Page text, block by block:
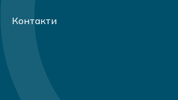
Контакти